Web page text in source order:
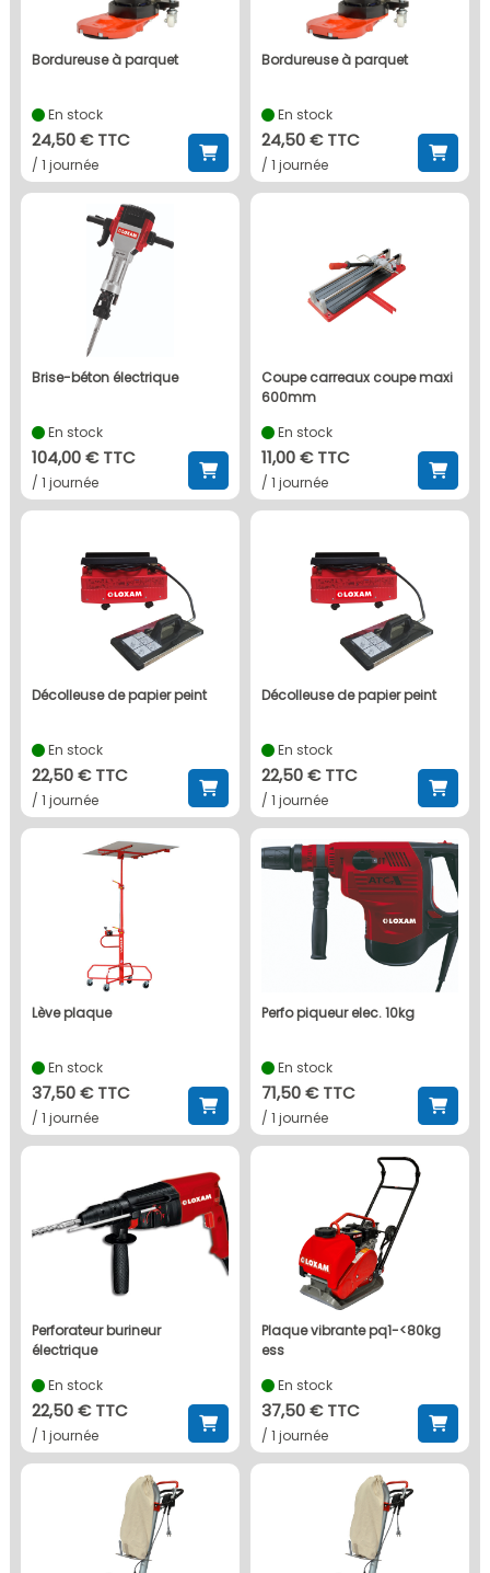
bordureuse à parquet
En stock
24,50 € TTC
/ 1 journée
bordureuse à parquet
En stock
24,50 € TTC
/ 1 journée
brise-béton électrique
En stock
104,00 € TTC
/ 1 journée
coupe carreaux coupe maxi
600mm
En stock
11,00 € TTC
/ 1 journée
décolleuse de papier peint
En stock
22,50 € TTC
/ 1 journée
décolleuse de papier peint
En stock
22,50 € TTC
/ 1 journée
lève plaque
En stock
37,50 € TTC
/ 1 journée
perfo piqueur elec. 10kg
En stock
71,50 € TTC
/ 1 journée
perforateur burineur
électrique
En stock
22,50 € TTC
/ 1 journée
plaque vibrante pq1-<80kg
ess
En stock
37,50 € TTC
/ 1 journée